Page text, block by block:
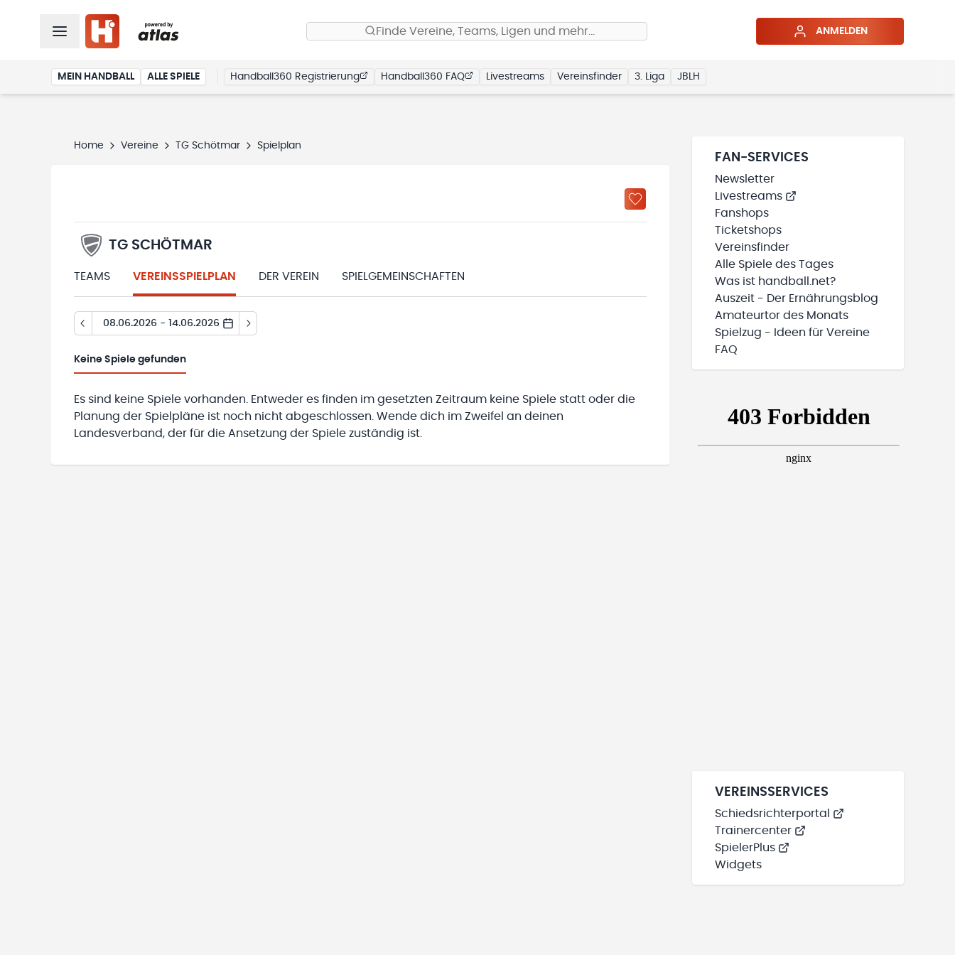
Finde Vereine, Teams, Ligen und mehr… ANMELDEN
MEIN HANDBALL ALLE SPIELE Handball360 Registrierung Handball360 FAQ Livestreams Vereinsfinder 3. Liga JBLH
Home Vereine TG Schötmar Spielplan
TG SCHÖTMAR
TEAMS VEREINSSPIELPLAN DER VEREIN SPIELGEMEINSCHAFTEN
08.06.2026 - 14.06.2026
Keine Spiele gefunden
Es sind keine Spiele vorhanden. Entweder es finden im gesetzten Zeitraum keine Spiele statt oder die
Planung der Spielpläne ist noch nicht abgeschlossen. Wende dich im Zweifel an deinen
Landesverband, der für die Ansetzung der Spiele zuständig ist.
FAN-SERVICES
Newsletter
Livestreams
Fanshops
Ticketshops
Vereinsfinder
Alle Spiele des Tages
Was ist handball.net?
Auszeit - Der Ernährungsblog
Amateurtor des Monats
Spielzug - Ideen für Vereine
FAQ
VEREINSSERVICES
Schiedsrichterportal
Trainercenter
SpielerPlus
Widgets